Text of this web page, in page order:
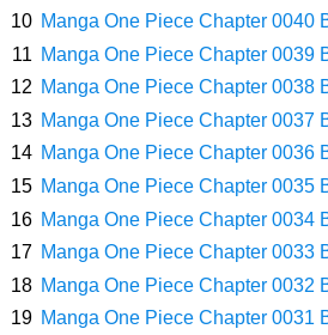
Arti Bendera Palau, Negara Kepulauan
Pasifik Barat
Cara Membuat Linktree Instagram,
Lakukan Sendiri
7 Fakta Gaban One Piece, Orang Yang
Milik Loki
Manga One Piece Chapter 0040
Manga One Piece Chapter 0039
Manga One Piece Chapter 0038
Manga One Piece Chapter 0037
Manga One Piece Chapter 0036
Manga One Piece Chapter 0035
Manga One Piece Chapter 0034
Manga One Piece Chapter 0033
Manga One Piece Chapter 0032
Manga One Piece Chapter 0031